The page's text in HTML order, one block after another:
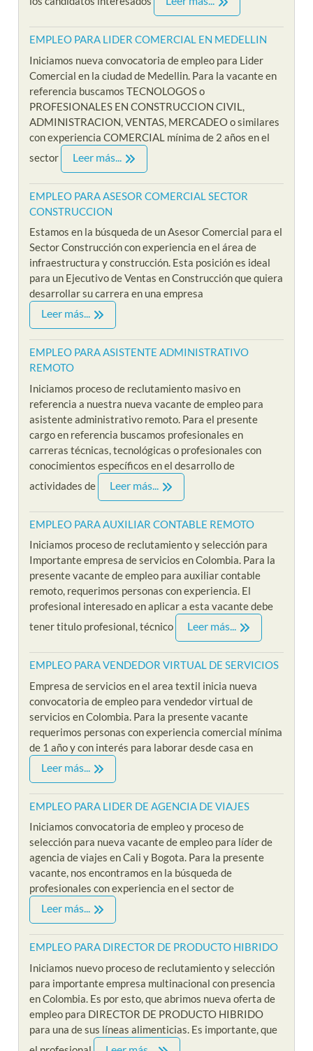
EMPLEO PARA LIDER COMERCIAL EN MEDELLIN
Iniciamos nueva convocatoria de empleo para Lider
Comercial en la ciudad de Medellin. Para la vacante en
referencia buscamos TECNOLOGOS o
PROFESIONALES EN CONSTRUCCION CIVIL,
ADMINISTRACION, VENTAS, MERCADEO o similares
con experiencia COMERCIAL mínima de 2 años en el
sector
Leer más...
EMPLEO PARA ASESOR COMERCIAL SECTOR
CONSTRUCCION
Estamos en la búsqueda de un Asesor Comercial para el
Sector Construcción con experiencia en el área de
infraestructura y construcción. Esta posición es ideal
para un Ejecutivo de Ventas en Construcción que quiera
desarrollar su carrera en una empresa
Leer más...
EMPLEO PARA ASISTENTE ADMINISTRATIVO
REMOTO
Iniciamos proceso de reclutamiento masivo en
referencia a nuestra nueva vacante de empleo para
asistente administrativo remoto. Para el presente
cargo en referencia buscamos profesionales en
carreras técnicas, tecnológicas o profesionales con
conocimientos específicos en el desarrollo de
actividades de
Leer más...
EMPLEO PARA AUXILIAR CONTABLE REMOTO
Iniciamos proceso de reclutamiento y selección para
Importante empresa de servicios en Colombia. Para la
presente vacante de empleo para auxiliar contable
remoto, requerimos personas con experiencia. El
profesional interesado en aplicar a esta vacante debe
tener titulo profesional, técnico
Leer más...
EMPLEO PARA VENDEDOR VIRTUAL DE SERVICIOS
Empresa de servicios en el area textil inicia nueva
convocatoria de empleo para vendedor virtual de
servicios en Colombia. Para la presente vacante
requerimos personas con experiencia comercial mínima
de 1 año y con interés para laborar desde casa en
Leer más...
EMPLEO PARA LIDER DE AGENCIA DE VIAJES
Iniciamos convocatoria de empleo y proceso de
selección para nueva vacante de empleo para líder de
agencia de viajes en Cali y Bogota. Para la presente
vacante, nos encontramos en la búsqueda de
profesionales con experiencia en el sector de
Leer más...
EMPLEO PARA DIRECTOR DE PRODUCTO HIBRIDO
Iniciamos nuevo proceso de reclutamiento y selección
para importante empresa multinacional con presencia
en Colombia. Es por esto, que abrimos nueva oferta de
empleo para DIRECTOR DE PRODUCTO HIBRIDO
para una de sus líneas alimenticias. Es importante, que